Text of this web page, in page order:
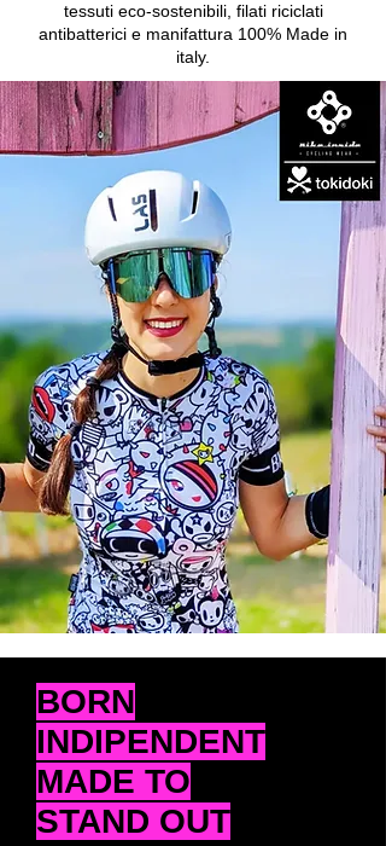
tessuti eco-sostenibili, filati riciclati
antibatterici e manifattura 100% Made in
italy.
BORN
INDIPENDENT
MADE TO
STAND OUT